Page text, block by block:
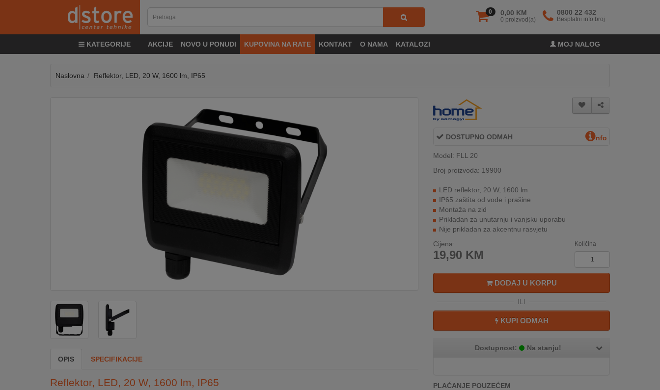
0 0,00 KM
0 proizvod(a)
0800 22 432
Besplatni info broj
KATEGORIJE AKCIJE NOVO U PONUDI KUPOVINA NA RATE KONTAKT O NAMA KATALOZI MOJ NALOG
&
KLIMATIZACIJA
Naslovna Reflektor, LED, 20 W, 1600 lm, IP65
OPIS SPECIFIKACIJE
Reflektor, LED, 20 W, 1600 lm, IP65
DOSTUPNO ODMAH nfo
Model: FLL 20
Broj proizvoda: 19900
LED reflektor, 20 W, 1600 lm
IP65 zaštita od vode i prašine
Montaža na zid
Prikladan za unutarnju i vanjsku uporabu
Nije prikladan za akcentnu rasvjetu
Cijena:
19,90 KM
Količina
DODAJ U KORPU
ILI
KUPI ODMAH
Dostupnost: Na stanju!
PLAĆANJE POUZEĆEM